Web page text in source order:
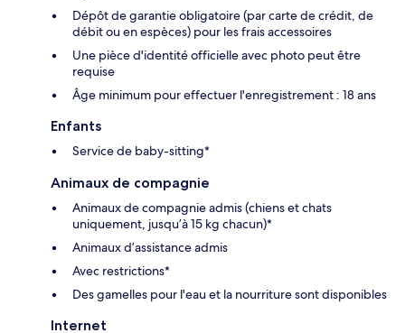
Dépôt de garantie obligatoire (par carte de crédit, de
débit ou en espèces) pour les frais accessoires
Une pièce d'identité officielle avec photo peut être
requise
Âge minimum pour effectuer l'enregistrement : 18 ans
Enfants
Service de baby-sitting*
Animaux de compagnie
Animaux de compagnie admis (chiens et chats
uniquement, jusqu’à 15 kg chacun)*
Animaux d’assistance admis
Avec restrictions*
Des gamelles pour l'eau et la nourriture sont disponibles
Internet